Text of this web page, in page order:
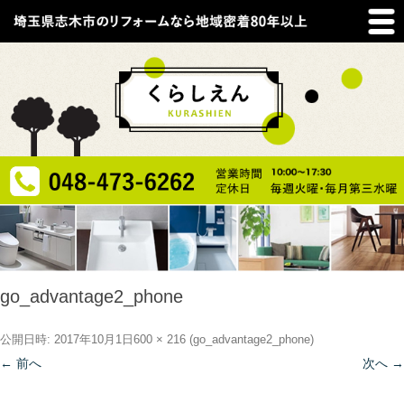
go_advantage2_phone
公開日時: 2017年10月1日 600 × 216 (go_advantage2_phone)
← 前へ 次へ →